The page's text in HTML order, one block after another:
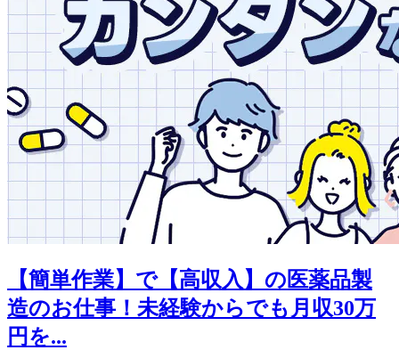
【簡単作業】で【高収入】の医薬品製
造のお仕事！未経験からでも月収30万
円を...